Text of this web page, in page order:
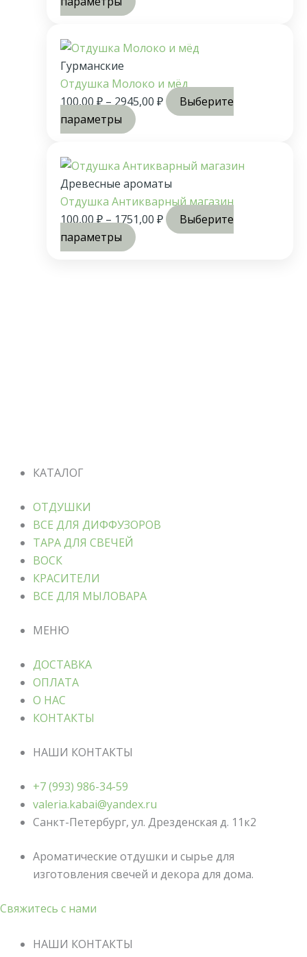
Гурманские
Отдушка Молоко и мёд
100,00₽–2945,00 ₽
Выберите
параметры
Древесные ароматы
Отдушка Антикварный магазин
100,00₽–1751,00 ₽
Выберите
параметры
КАТАЛОГ
ОТДУШКИ
ВСЕ ДЛЯ ДИФФУЗОРОВ
ТАРА ДЛЯ СВЕЧЕЙ
ВОСК
КРАСИТЕЛИ
ВСЕ ДЛЯ МЫЛОВАРА
МЕНЮ
ДОСТАВКА
ОПЛАТА
О НАС
КОНТАКТЫ
НАШИ КОНТАКТЫ
+7 (993) 986-34-59
valeria.kabai@yandex.ru
Санкт-Петербург, ул. Дрезденская д. 11к2
Ароматические отдушки и сырье для
изготовления свечей и декора для дома.
Свяжитесь с нами
НАШИ КОНТАКТЫ